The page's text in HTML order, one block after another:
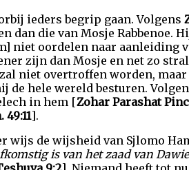
ieders begrip gaan. Volgens
dan die van Mosje Rabbenoe.
niet oordelen naar aanleiding
zijn dan Mosje en net zo
niet overtroffen worden, maar
hele wereld besturen.
in hem [Zohar Parashat
].
wijs de wijsheid van Sjlomo
is van het zaad van